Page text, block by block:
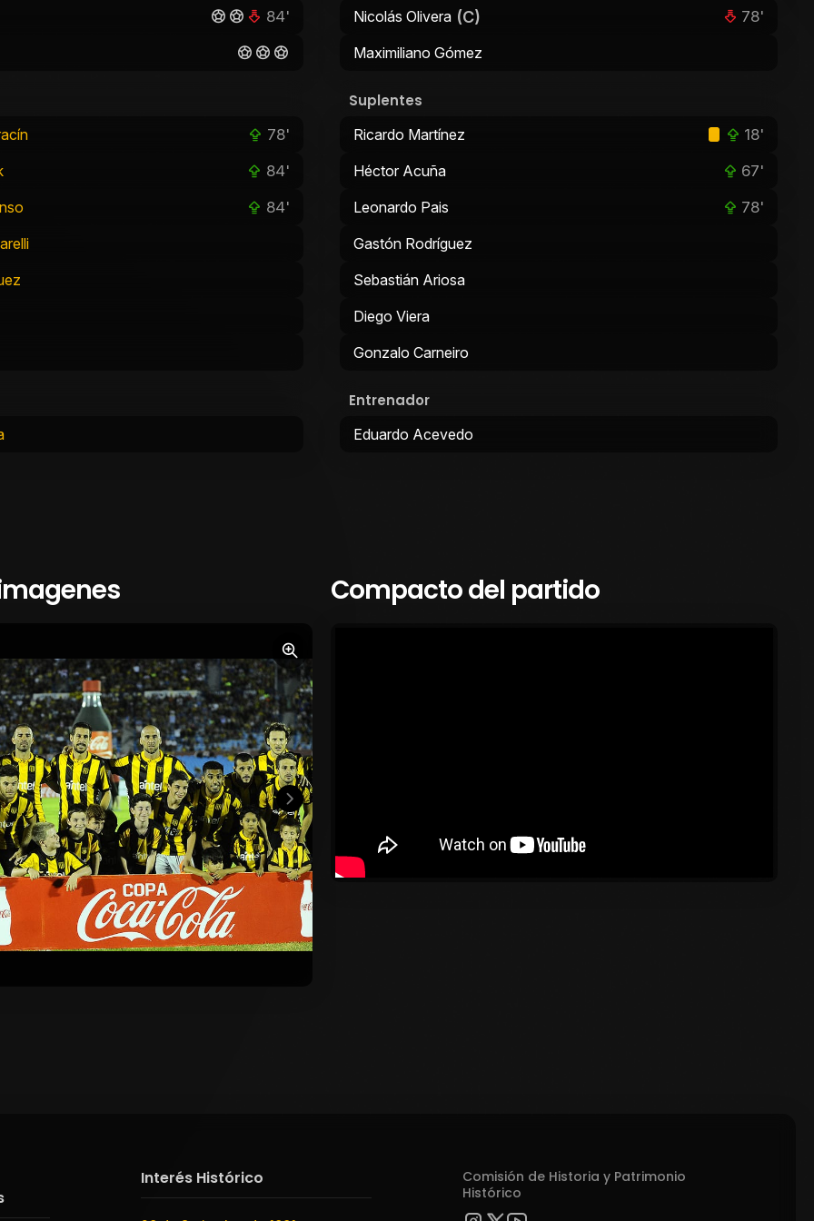
84'
78'
84'
84'
Nicolás Olivera (C) 78'
Maximiliano Gómez
Suplentes
Ricardo Martínez 18'
Héctor Acuña 67'
Leonardo Pais 78'
Gastón Rodríguez
Sebastián Ariosa
Diego Viera
Gonzalo Carneiro
Entrenador
Eduardo Acevedo
Compacto del partido
Interés Histórico
Comisión de Historia y Patrimonio
Histórico